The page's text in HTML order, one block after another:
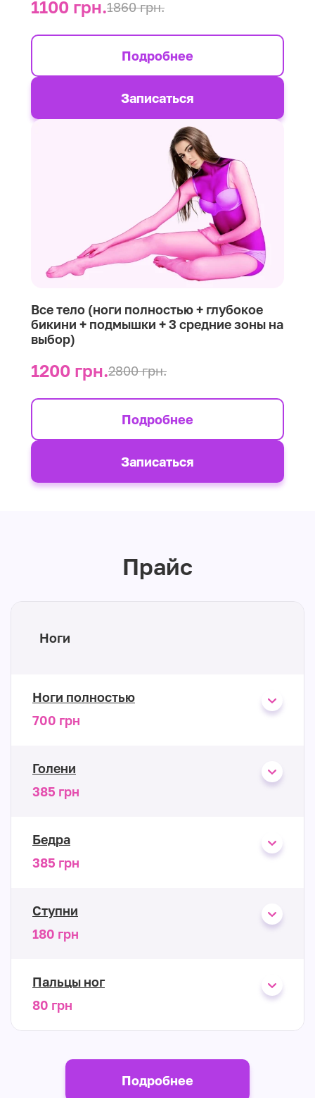
1100 грн.1860 грн.
Подробнее
Записаться
Все тело (ноги полностью + глубокое
бикини + подмышки + 3 средние зоны на
выбор)
1200 грн.2800 грн.
Подробнее
Записаться
Прайс
Ноги
Ноги полностью
700 грн
Голени
385 грн
Бедра
385 грн
Ступни
180 грн
Пальцы ног
80 грн
Подробнее